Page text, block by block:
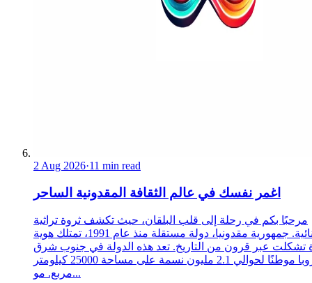
2 Aug 2026·11 min read
اغمر نفسك في عالم الثقافة المقدونية الساحر
مرحبًا بكم في رحلة إلى قلب البلقان، حيث تكشف ثروة تراثية
استثنائية. جمهورية مقدونيا، دولة مستقلة منذ عام 1991، تمتلك هوية
تشكلت عبر قرون من التاريخ. تعد هذه الدولة في جنوب شرق
أوروبا موطنًا لحوالي 2.1 مليون نسمة على مساحة 25000 كيلومتر
مربع. مو...